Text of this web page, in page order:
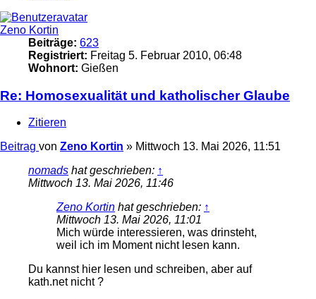
Zeno Kortin
Beiträge: 623
Registriert: Freitag 5. Februar 2010, 06:48
Wohnort: Gießen
Re: Homosexualität und katholischer Glaube
Zitieren
Beitrag von Zeno Kortin » Mittwoch 13. Mai 2026, 11:51
nomads hat geschrieben: ↑
Mittwoch 13. Mai 2026, 11:46
Zeno Kortin hat geschrieben: ↑
Mittwoch 13. Mai 2026, 11:01
Mich würde interessieren, was drinsteht,
weil ich im Moment nicht lesen kann.
Du kannst hier lesen und schreiben, aber auf
kath.net nicht ?